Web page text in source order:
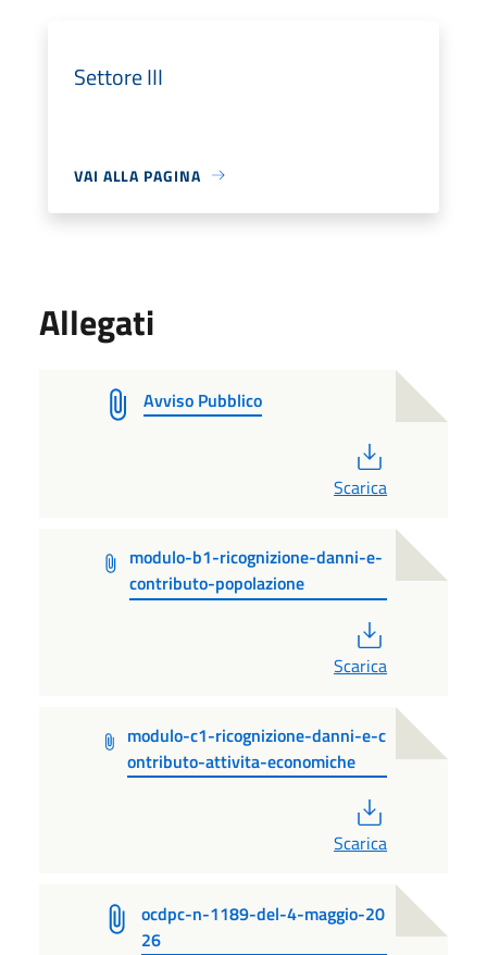
Settore III
VAI ALLA PAGINA
Allegati
Avviso Pubblico
Scarica
modulo-b1-ricognizione-danni-e-
contributo-popolazione
Scarica
modulo-c1-ricognizione-danni-e-c
ontributo-attivita-economiche
Scarica
ocdpc-n-1189-del-4-maggio-20
26